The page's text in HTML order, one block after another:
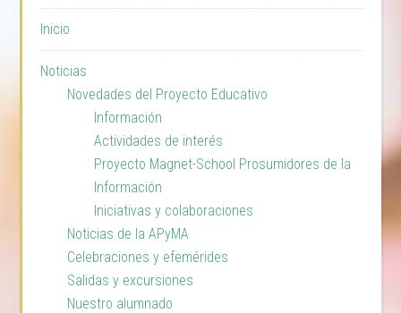
Inicio
Noticias
Novedades del Proyecto Educativo
Información
Actividades de interés
Proyecto Magnet-School Prosumidores de la
Información
Iniciativas y colaboraciones
Noticias de la APyMA
Celebraciones y efemérides
Salidas y excursiones
Nuestro alumnado